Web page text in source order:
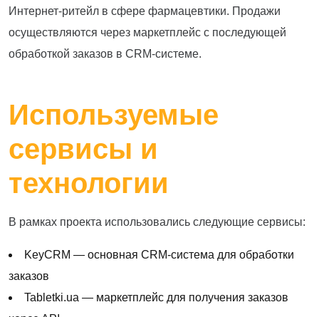
Интернет-ритейл в сфере фармацевтики. Продажи
осуществляются через маркетплейс с последующей
обработкой заказов в CRM-системе.
Используемые
сервисы и
технологии
В рамках проекта использовались следующие сервисы:
KeyCRM — основная CRM-система для обработки
заказов
Tabletki.ua — маркетплейс для получения заказов